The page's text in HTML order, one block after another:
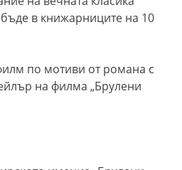
в книжарниците на 10
по мотиви от романа с
на филма „Брулени